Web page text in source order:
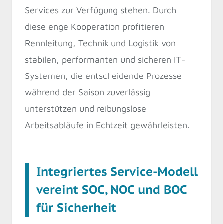
Services zur Verfügung stehen. Durch
diese enge Kooperation profitieren
Rennleitung, Technik und Logistik von
stabilen, performanten und sicheren IT-
Systemen, die entscheidende Prozesse
während der Saison zuverlässig
unterstützen und reibungslose
Arbeitsabläufe in Echtzeit gewährleisten.
Integriertes Service-Modell
vereint SOC, NOC und BOC
für Sicherheit